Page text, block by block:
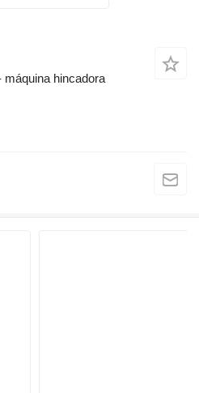
máquina hincadora